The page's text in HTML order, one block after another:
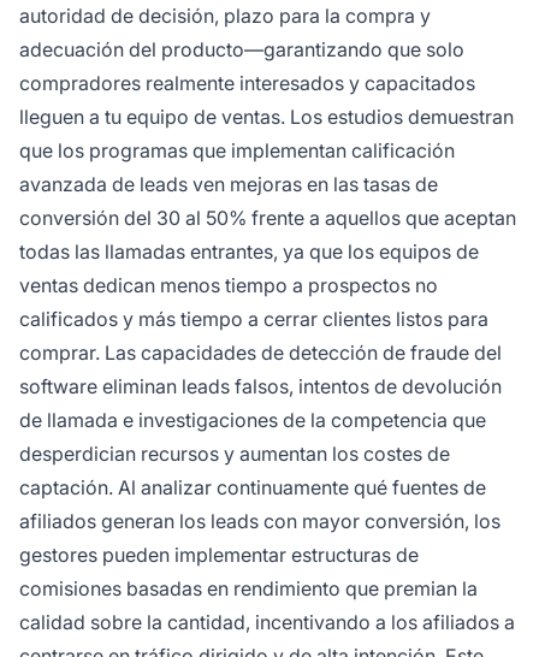
autoridad de decisión, plazo para la compra y
adecuación del producto—garantizando que solo
compradores realmente interesados y capacitados
lleguen a tu equipo de ventas. Los estudios demuestran
que los programas que implementan calificación
avanzada de leads ven mejoras en las tasas de
conversión del 30 al 50% frente a aquellos que aceptan
todas las llamadas entrantes, ya que los equipos de
ventas dedican menos tiempo a prospectos no
calificados y más tiempo a cerrar clientes listos para
comprar. Las capacidades de detección de fraude del
software eliminan leads falsos, intentos de devolución
de llamada e investigaciones de la competencia que
desperdician recursos y aumentan los costes de
captación. Al analizar continuamente qué fuentes de
afiliados generan los leads con mayor conversión, los
gestores pueden implementar estructuras de
comisiones basadas en rendimiento que premian la
calidad sobre la cantidad, incentivando a los afiliados a